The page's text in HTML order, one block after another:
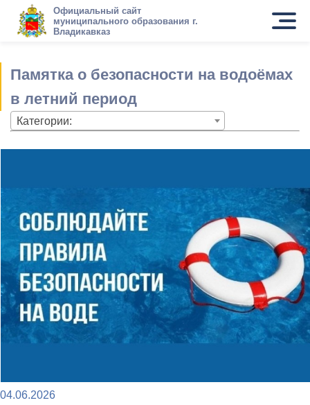
Официальный сайт
муниципального образования г.
Владикавказ
Памятка о безопасности на водоёмах
в летний период
Категории:
04.06.2026